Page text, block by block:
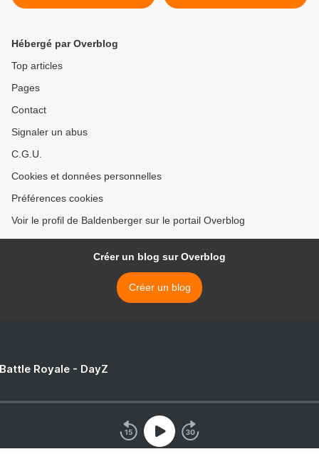
Hébergé par Overblog
Top articles
Pages
Contact
Signaler un abus
C.G.U.
Cookies et données personnelles
Préférences cookies
Voir le profil de Baldenberger sur le portail Overblog
Créer un blog sur Overblog
Créer un blog
Royale - DayZ